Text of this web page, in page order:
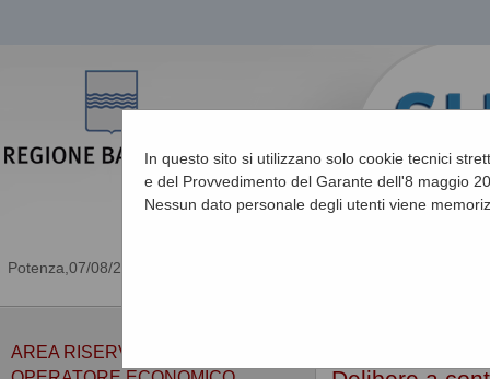
07/08/2026 15:08
In questo sito si utilizzano solo cookie tecnici
e del Provvedimento del Garante dell'8 maggio
Nessun dato personale degli utenti viene
AREA RISERVATA